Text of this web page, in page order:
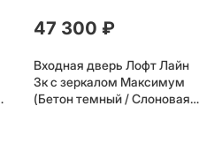
47 300 ₽
Входная дверь Лофт Лайн
3к с зеркалом Максимум
(Бетон темный / Слоновая